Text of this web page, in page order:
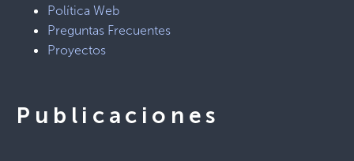
Política Web
Preguntas Frecuentes
Proyectos
Publicaciones